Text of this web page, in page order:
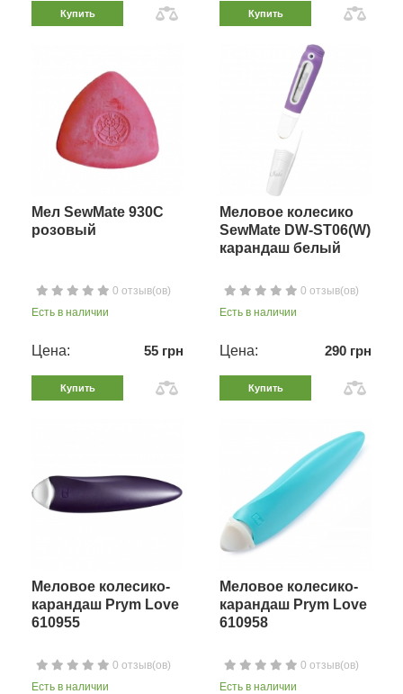
Купить Купить
Мел SewMate 930C
розовый
0 отзыв(ов)
Есть в наличии
Цена: 55 грн
Купить
Меловое колесико
SewMate DW-ST06(W)
карандаш белый
0 отзыв(ов)
Есть в наличии
Цена: 290 грн
Купить
Меловое колесико-
карандаш Prym Love
610955
0 отзыв(ов)
Есть в наличии
Меловое колесико-
карандаш Prym Love
610958
0 отзыв(ов)
Есть в наличии